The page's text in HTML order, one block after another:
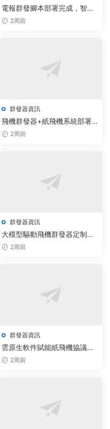
電報群發腳本部署完成，智能
調度私信系統助企業效率提升
2周前
群發器資訊
飛機群發器+紙飛機系統部署AI
大模型，智能通信自動化效率
2周前
群發器資訊
大模型驅動飛機群發器定制，
TG源碼調度實現通信效率倍增
2周前
群發器資訊
雲原生軟件賦能紙飛機協議：
企業智能群發效率躍升300%
2周前